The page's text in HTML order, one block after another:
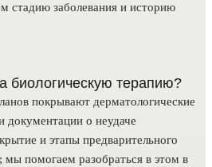
стадию заболевания и историю
биологическую терапию?
покрывают дерматологические
документации о неудаче
и этапы предварительного
мы помогаем разобраться в этом в